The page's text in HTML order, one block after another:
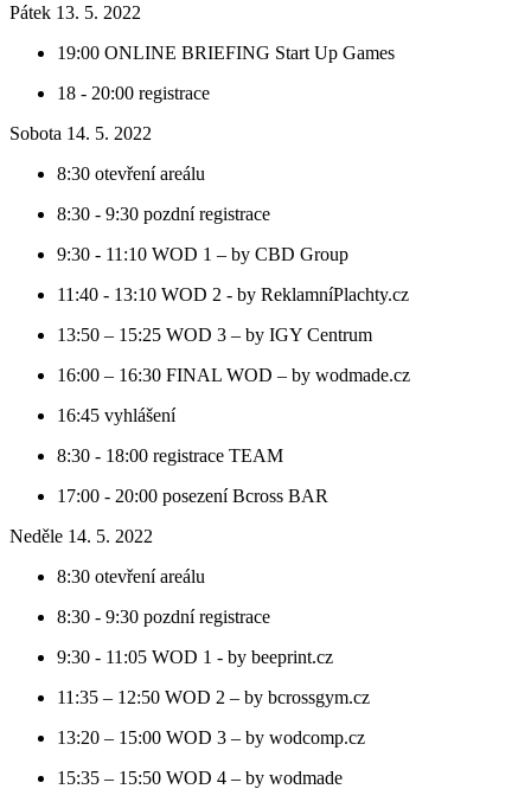
Pátek 13. 5. 2022
19:00 ONLINE BRIEFING Start Up Games
18 - 20:00 registrace
Sobota 14. 5. 2022
8:30 otevření areálu
8:30 - 9:30 pozdní registrace
9:30 - 11:10 WOD 1 – by CBD Group
11:40 - 13:10 WOD 2 - by ReklamníPlachty.cz
13:50 – 15:25 WOD 3 – by IGY Centrum
16:00 – 16:30 FINAL WOD – by wodmade.cz
16:45 vyhlášení
8:30 - 18:00 registrace TEAM
17:00 - 20:00 posezení Bcross BAR
Neděle 14. 5. 2022
8:30 otevření areálu
8:30 - 9:30 pozdní registrace
9:30 - 11:05 WOD 1 - by beeprint.cz
11:35 – 12:50 WOD 2 – by bcrossgym.cz
13:20 – 15:00 WOD 3 – by wodcomp.cz
15:35 – 15:50 WOD 4 – by wodmade